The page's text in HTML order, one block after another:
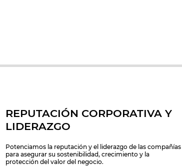
REPUTACIÓN CORPORATIVA Y
LIDERAZGO
Potenciamos la reputación y el liderazgo de las compañías
para asegurar su sostenibilidad, crecimiento y la
protección del valor del negocio.